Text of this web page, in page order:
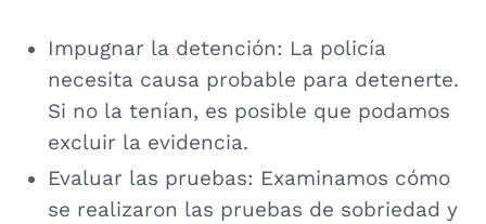
Impugnar la detención: La policía
necesita causa probable para detenerte.
Si no la tenían, es posible que podamos
excluir la evidencia.
Evaluar las pruebas: Examinamos cómo
se realizaron las pruebas de sobriedad y